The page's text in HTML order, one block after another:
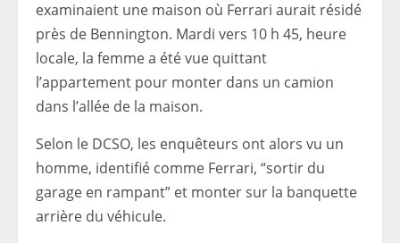
examinaient une maison où Ferrari aurait résidé
près de Bennington. Mardi vers 10 h 45, heure
locale, la femme a été vue quittant
l’appartement pour monter dans un camion
dans l’allée de la maison.
Selon le DCSO, les enquêteurs ont alors vu un
homme, identifié comme Ferrari, “sortir du
garage en rampant” et monter sur la banquette
arrière du véhicule.